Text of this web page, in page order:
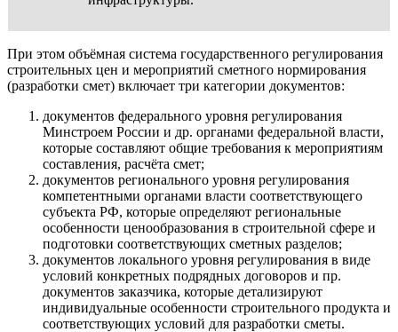
При этом объёмная система государственного регулирования
строительных цен и мероприятий сметного нормирования
(разработки смет) включает три категории документов:
документов федерального уровня регулирования
Минстроем России и др. органами федеральной власти,
которые составляют общие требования к мероприятиям
составления, расчёта смет;
документов регионального уровня регулирования
компетентными органами власти соответствующего
субъекта РФ, которые определяют региональные
особенности ценообразования в строительной сфере и
подготовки соответствующих сметных разделов;
документов локального уровня регулирования в виде
условий конкретных подрядных договоров и пр.
документов заказчика, которые детализируют
индивидуальные особенности строительного продукта и
соответствующих условий для разработки сметы.